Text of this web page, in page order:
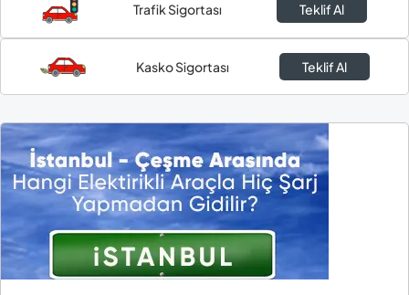
Trafik Sigortası Teklif Al
Kasko Sigortası Teklif Al